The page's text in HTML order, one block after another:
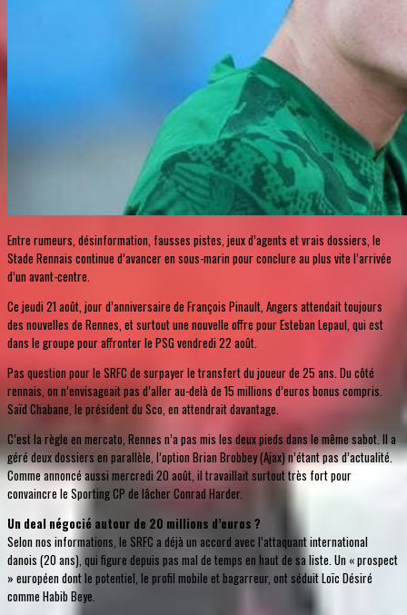
Entre rumeurs, désinformation, fausses pistes, jeux d’agents et vrais dossiers, le
Stade Rennais continue d’avancer en sous-marin pour conclure au plus vite l’arrivée
d’un avant-centre.
Ce jeudi 21 août, jour d’anniversaire de François Pinault, Angers attendait toujours
des nouvelles de Rennes, et surtout une nouvelle offre pour Esteban Lepaul, qui est
dans le groupe pour affronter le PSG vendredi 22 août.
Pas question pour le SRFC de surpayer le transfert du joueur de 25 ans. Du côté
rennais, on n’envisageait pas d’aller au-delà de 15 millions d’euros bonus compris.
Saïd Chabane, le président du Sco, en attendrait davantage.
C’est la règle en mercato, Rennes n’a pas mis les deux pieds dans le même sabot. Il a
géré deux dossiers en parallèle, l’option Brian Brobbey (Ajax) n’étant pas d’actualité.
Comme annoncé aussi mercredi 20 août, il travaillait surtout très fort pour
convaincre le Sporting CP de lâcher Conrad Harder.
Un deal négocié autour de 20 millions d’euros ?
Selon nos informations, le SRFC a déjà un accord avec l’attaquant international
danois (20 ans), qui figure depuis pas mal de temps en haut de sa liste. Un « prospect
» européen dont le potentiel, le profil mobile et bagarreur, ont séduit Loïc Désiré
comme Habib Beye.